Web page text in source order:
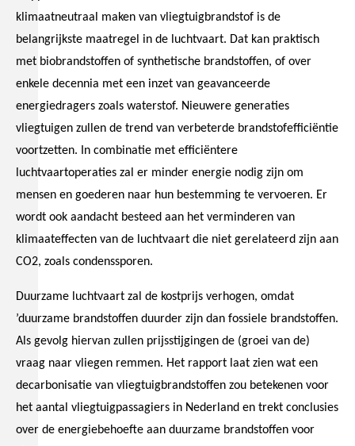
klimaatneutraal maken van vliegtuigbrandstof is de
belangrijkste maatregel in de luchtvaart. Dat kan praktisch
met biobrandstoffen of synthetische brandstoffen, of over
enkele decennia met een inzet van geavanceerde
energiedragers zoals waterstof. Nieuwere generaties
vliegtuigen zullen de trend van verbeterde brandstofefficiëntie
voortzetten. In combinatie met efficiëntere
luchtvaartoperaties zal er minder energie nodig zijn om
mensen en goederen naar hun bestemming te vervoeren. Er
wordt ook aandacht besteed aan het verminderen van
klimaateffecten van de luchtvaart die niet gerelateerd zijn aan
CO2, zoals condenssporen.
Duurzame luchtvaart zal de kostprijs verhogen, omdat
’duurzame brandstoffen duurder zijn dan fossiele brandstoffen.
Als gevolg hiervan zullen prijsstijgingen de (groei van de)
vraag naar vliegen remmen. Het rapport laat zien wat een
decarbonisatie van vliegtuigbrandstoffen zou betekenen voor
het aantal vliegtuigpassagiers in Nederland en trekt conclusies
over de energiebehoefte aan duurzame brandstoffen voor